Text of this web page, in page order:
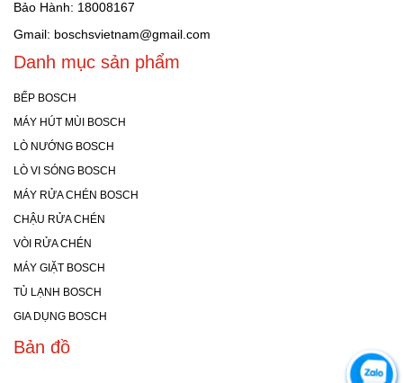
Bảo Hành: 18008167
Gmail: boschsvietnam@gmail.com
Danh mục sản phẩm
BẾP BOSCH
MÁY HÚT MÙI BOSCH
LÒ NƯỚNG BOSCH
LÒ VI SÓNG BOSCH
MÁY RỬA CHÉN BOSCH
CHẬU RỬA CHÉN
VÒI RỬA CHÉN
MÁY GIẶT BOSCH
TỦ LẠNH BOSCH
GIA DỤNG BOSCH
Bản đồ